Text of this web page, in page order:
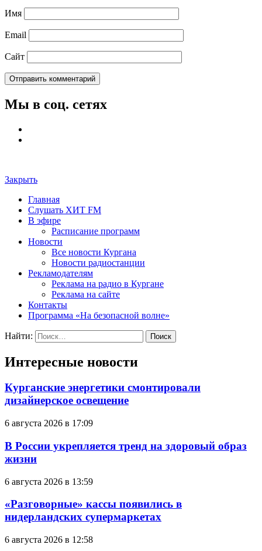
Имя
Email
Сайт
Мы в соц. сетях
Закрыть
Главная
Слушать ХИТ FM
В эфире
Расписание программ
Новости
Все новости Кургана
Новости радиостанции
Рекламодателям
Реклама на радио в Кургане
Реклама на сайте
Контакты
Программа «На безопасной волне»
Найти:
Интересные новости
Курганские энергетики смонтировали
дизайнерское освещение
6 августа 2026 в 17:09
В России укрепляется тренд на здоровый образ
жизни
6 августа 2026 в 13:59
«Разговорные» кассы появились в
нидерландских супермаркетах
6 августа 2026 в 12:58